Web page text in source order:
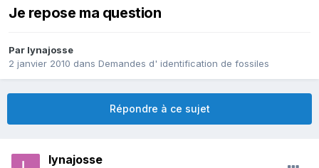
Je repose ma question
Par lynajosse
2 janvier 2010 dans Demandes d' identification de fossiles
Répondre à ce sujet
lynajosse